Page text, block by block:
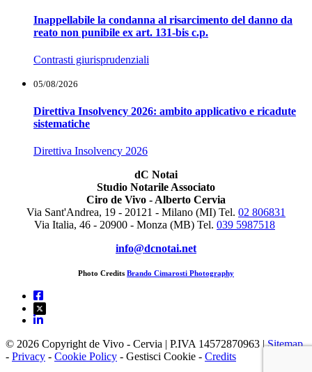
Inappellabile la condanna al risarcimento del danno da
reato non punibile ex art. 131-bis c.p.
Contrasti giurisprudenziali
05/08/2026
Direttiva Insolvency 2026: ambito applicativo e ricadute
sistematiche
Direttiva Insolvency 2026
dC Notai
Studio Notarile Associato
Ciro de Vivo - Alberto Cervia
Via Sant'Andrea, 19 - 20121 - Milano (MI) Tel. 02 806831
Via Italia, 46 - 20900 - Monza (MB) Tel. 039 5987518
info@dcnotai.net
Photo Credits Brando Cimarosti Photography
© 2026 Copyright de Vivo - Cervia | P.IVA 14572870963 |Sitemap
- Privacy - Cookie Policy - Gestisci Cookie - Credits